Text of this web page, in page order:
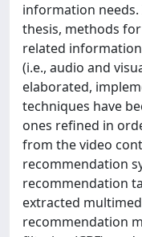
information
thesis, methods
related
(i.e., audio and
elaborated,
techniques have
ones refined in
from the video
recommendation
recommendation
extracted
recommendation